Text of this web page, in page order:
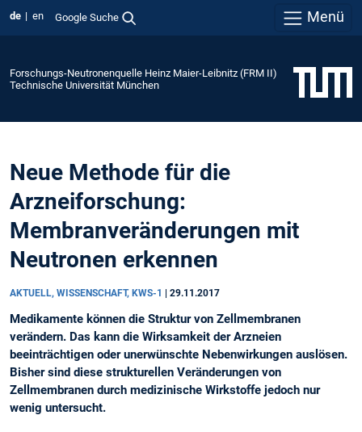
de en Google Suche Menü
Forschungs-Neutronenquelle Heinz Maier-Leibnitz (FRM II)
Technische Universität München
Neue Methode für die
Arzneiforschung:
Membranveränderungen mit
Neutronen erkennen
AKTUELL, WISSENSCHAFT, KWS-1 29.11.2017
Medikamente können die Struktur von Zellmembranen
verändern. Das kann die Wirksamkeit der Arzneien
beeinträchtigen oder unerwünschte Nebenwirkungen auslösen.
Bisher sind diese strukturellen Veränderungen von
Zellmembranen durch medizinische Wirkstoffe jedoch nur
wenig untersucht.